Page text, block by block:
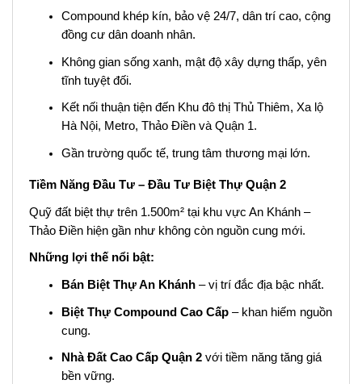
Compound khép kín, bảo vệ 24/7, dân trí cao, cộng
đồng cư dân doanh nhân.
Không gian sống xanh, mật độ xây dựng thấp, yên
tĩnh tuyệt đối.
Kết nối thuận tiện đến Khu đô thị Thủ Thiêm, Xa lộ
Hà Nội, Metro, Thảo Điền và Quận 1.
Gần trường quốc tế, trung tâm thương mại lớn.
Tiềm Năng Đầu Tư – Đầu Tư Biệt Thự Quận 2
Quỹ đất biệt thự trên 1.500m² tại khu vực An Khánh –
Thảo Điền hiện gần như không còn nguồn cung mới.
Những lợi thế nổi bật:
Bán Biệt Thự An Khánh – vị trí đắc địa bậc nhất.
Biệt Thự Compound Cao Cấp – khan hiếm nguồn
cung.
Nhà Đất Cao Cấp Quận 2 với tiềm năng tăng giá
bền vững.